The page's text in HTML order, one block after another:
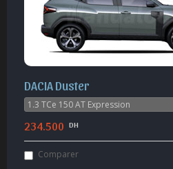
Peugeot 3008
380.000 DH
Comparer